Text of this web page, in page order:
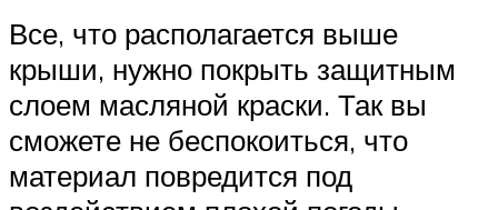
Все, что располагается выше
крыши, нужно покрыть защитным
слоем масляной краски. Так вы
сможете не беспокоиться, что
материал повредится под